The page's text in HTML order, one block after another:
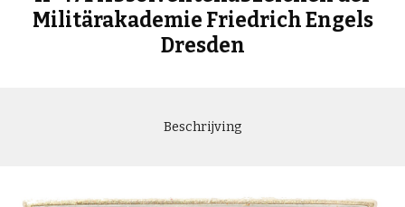
Militärakademie Friedrich Engels
Dresden
Beschrijving